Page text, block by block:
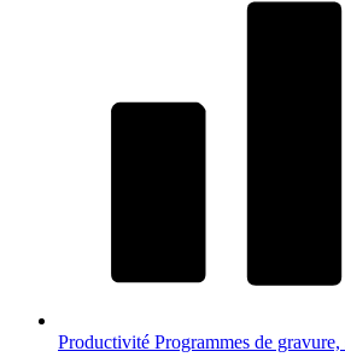
Productivité Programmes de